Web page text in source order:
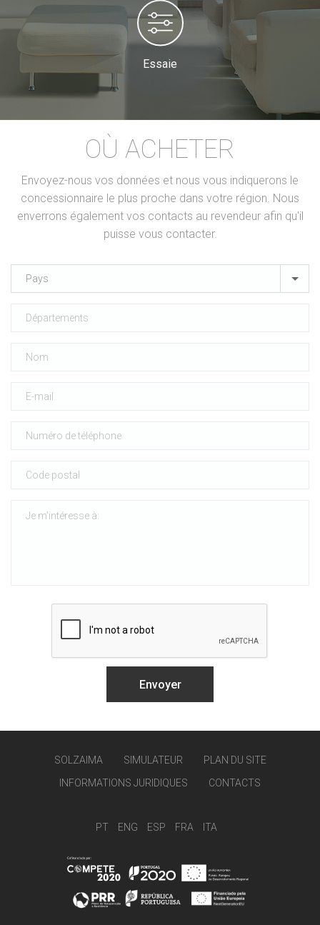
Essaie
OÙ ACHETER
Envoyez-nous vos données et nous vous indiquerons le
concessionnaire le plus proche dans votre région. Nous
enverrons également vos contacts au revendeur afin qu'il
puisse vous contacter.
Pays
SOLZAIMA SIMULATEUR
PLAN DU SITE
INFORMATIONS JURIDIQUES
CONTACTS
PT ENG ESP FRA ITA